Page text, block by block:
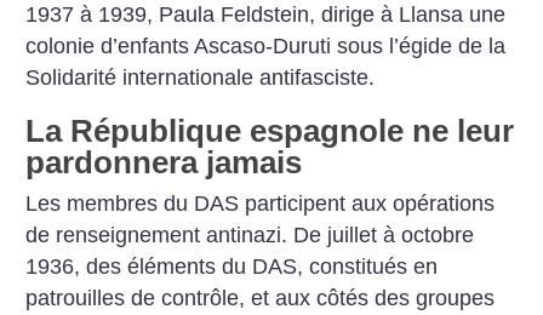
1937 à 1939, Paula Feldstein, dirige à Llansa une
colonie d’enfants Ascaso-Duruti sous l’égide de la
Solidarité internationale antifasciste.
La République espagnole ne leur
pardonnera jamais
Les membres du DAS participent aux opérations
de renseignement antinazi. De juillet à octobre
1936, des éléments du DAS, constitués en
patrouilles de contrôle, et aux côtés des groupes